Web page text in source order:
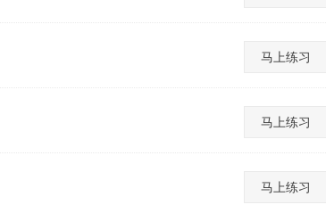
马上练习
马上练习
马上练习